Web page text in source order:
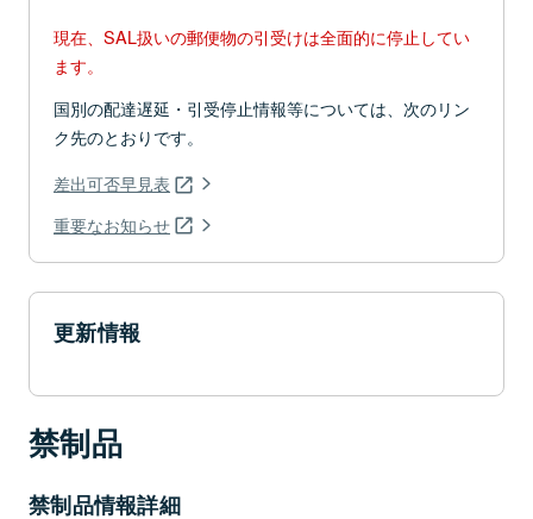
現在、SAL扱いの郵便物の引受けは全面的に停止してい
ます。
国別の配達遅延・引受停止情報等については、次のリン
ク先のとおりです。
差出可否早見表
重要なお知らせ
更新情報
禁制品
禁制品情報詳細